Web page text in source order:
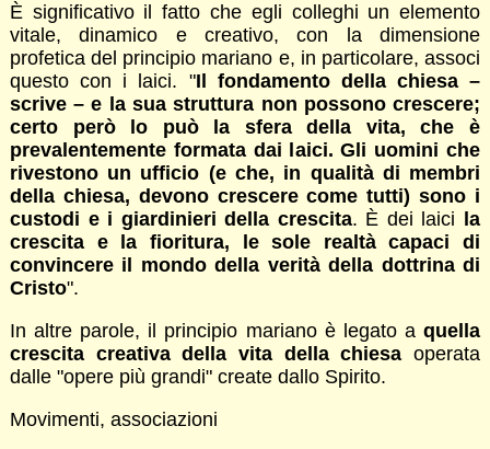
È significativo il fatto che egli colleghi un elemento
vitale, dinamico e creativo, con la dimensione
profetica del principio mariano e, in particolare, associ
questo con i laici. "Il fondamento della chiesa –
scrive – e la sua struttura non possono crescere;
certo però lo può la sfera della vita, che è
prevalentemente formata dai laici. Gli uomini che
rivestono un ufficio (e che, in qualità di membri
della chiesa, devono crescere come tutti) sono i
custodi e i giardinieri della crescita. È dei laici
la
crescita e la fioritura, le sole realtà capaci di
convincere il mondo della verità della dottrina di
Cristo".
In altre parole, il principio mariano è legato aquella
crescita creativa della vita della chiesa operata
dalle "opere più grandi" create dallo Spirito.
Movimenti, associazioni